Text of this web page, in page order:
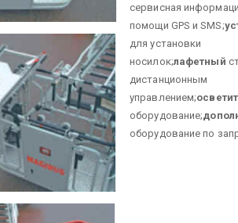
сервисная
помощи GPS и SMS;
для установки
носилок;лафетный
дистанционным
управлением;
оборудование;
оборудование по